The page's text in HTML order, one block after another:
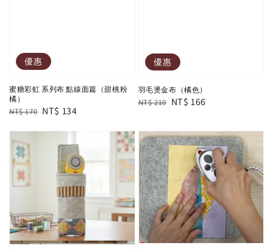
優惠
蜜糖彩虹 系列布 點線面篇（甜桃粉
橘）
Regular
NT$ 170 Sale
NT$ 134
優惠
羽毛燙金布（橘色）
Regular
NT$ 210 Sale
NT$ 166